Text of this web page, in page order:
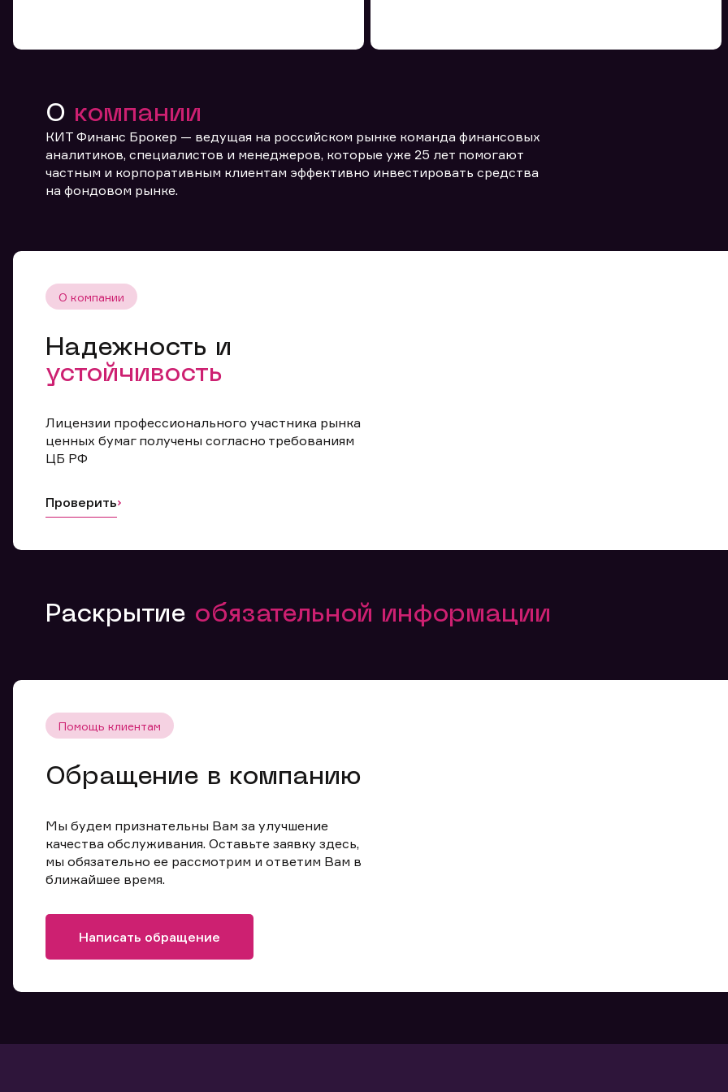
О компании
КИТ Финанс Брокер — ведущая на российском рынке команда финансовых
аналитиков, специалистов и менеджеров, которые уже 25 лет помогают
частным и корпоративным клиентам эффективно инвестировать средства
на фондовом рынке.
О компании
Надежность и
устойчивость
Лицензии профессионального участника рынка
ценных бумаг получены согласно требованиям
ЦБ РФ
Проверить
Раскрытие обязательной информации
Помощь клиентам
Обращение в компанию
Мы будем признательны Вам за улучшение
качества обслуживания. Оставьте заявку здесь,
мы обязательно ее рассмотрим и ответим Вам в
ближайшее время.
Написать обращение
Отправить заявку